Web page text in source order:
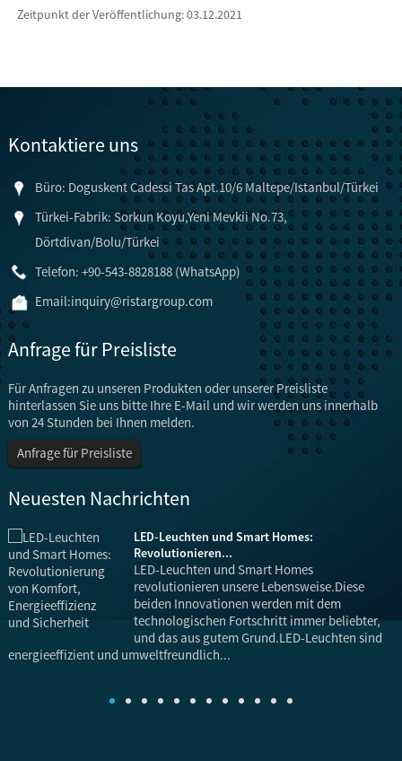
Zeitpunkt der Veröffentlichung: 03.12.2021
Kontaktiere uns
Büro: Doguskent Cadessi Tas Apt.10/6 Maltepe/Istanbul/Türkei
Türkei-Fabrik: Sorkun Koyu,Yeni Mevkii No.73,
Dörtdivan/Bolu/Türkei
Telefon: +90-543-8828188 (WhatsApp)
Email:inquiry@ristargroup.com
Anfrage für Preisliste
Für Anfragen zu unseren Produkten oder unserer Preisliste
hinterlassen Sie uns bitte Ihre E-Mail und wir werden uns innerhalb
von 24 Stunden bei Ihnen melden.
Anfrage für Preisliste
Neuesten Nachrichten
LED-Leuchten und Smart Homes:
Revolutionieren...
LED-Leuchten und Smart Homes
revolutionieren unsere Lebensweise.Diese
beiden Innovationen werden mit dem
technologischen Fortschritt immer beliebter,
und das aus gutem Grund.LED-Leuchten sind
energieeffizient und umweltfreundlich...